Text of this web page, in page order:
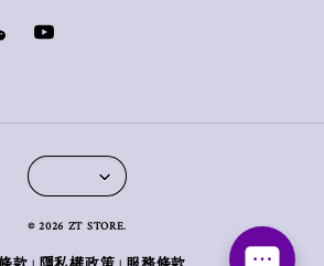
© 2026 ZT STORE.